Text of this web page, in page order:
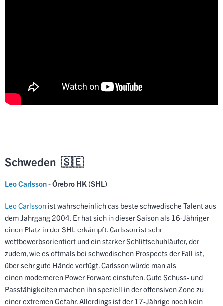
Schweden 🇸🇪
Leo Carlsson- Örebro HK (SHL)
Leo Carlsson ist wahrscheinlich das beste schwedische Talent aus
dem Jahrgang 2004. Er hat sich in dieser Saison als 16-Jähriger
einen Platz in der SHL erkämpft. Carlsson ist sehr
wettbewerbsorientiert und ein starker Schlittschuhläufer, der
zudem, wie es oftmals bei schwedischen Prospects der Fall ist,
über sehr gute Hände verfügt. Carlsson würde man als
einen moderneren Power Forward einstufen. Gute Schuss- und
Passfähigkeiten machen ihn speziell in der offensiven Zone zu
einer extremen Gefahr. Allerdings ist der 17-Jährige noch kein